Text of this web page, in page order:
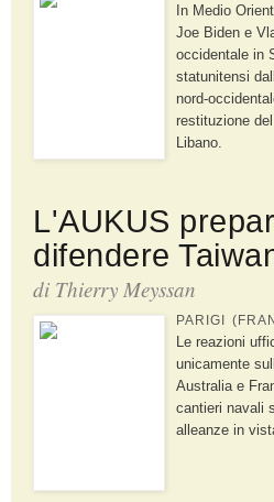
In Medio
Joe Biden e
occidentale in
statunitensi
nord-
restituzione
Libano.
L'AUKUS
difendere
di Thierry Meyssan
PARIGI
Le reazioni
unicamente
Australia e
cantieri navali
alleanze in